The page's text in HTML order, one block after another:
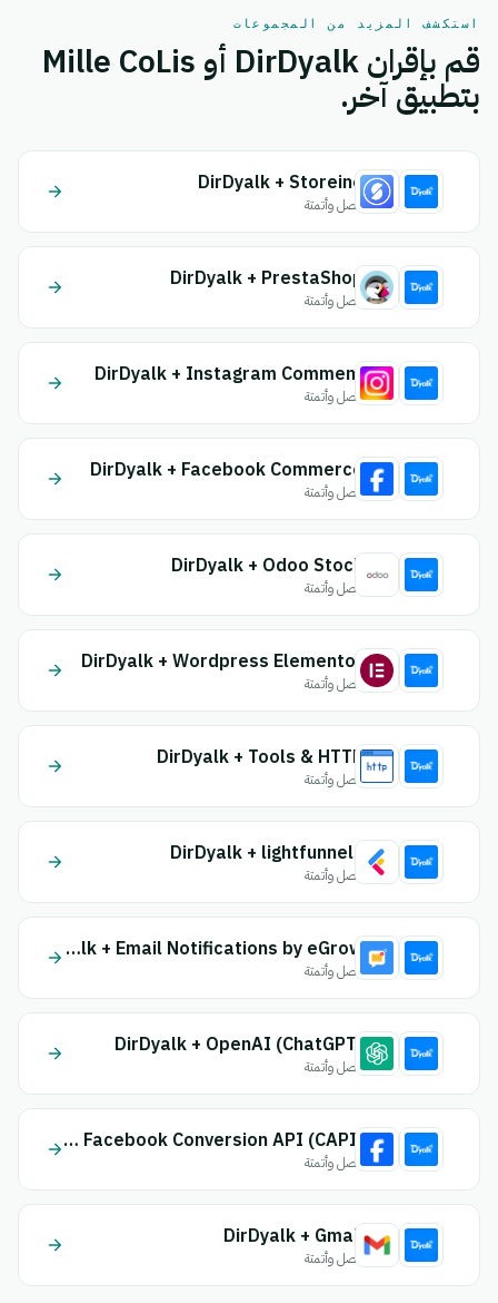
استكشف المزيد من المجموعات
قم بإقران DirDyalk أو Mille CoLis
بتطبيق آخر.
DirDyalk + Storeino
اتصل وأتمتة
DirDyalk + PrestaShop
اتصل وأتمتة
DirDyalk + Instagram Comment
اتصل وأتمتة
DirDyalk + Facebook Commerce
اتصل وأتمتة
DirDyalk + Odoo Stock
اتصل وأتمتة
DirDyalk + Wordpress Elementor
اتصل وأتمتة
DirDyalk + Tools & HTTP
اتصل وأتمتة
DirDyalk + lightfunnels
اتصل وأتمتة
DirDyalk + Email Notifications by eGrow
اتصل وأتمتة
DirDyalk + OpenAI (ChatGPT)
اتصل وأتمتة
DirDyalk + Facebook Conversion API (CAPI)
اتصل وأتمتة
DirDyalk + Gmail
اتصل وأتمتة